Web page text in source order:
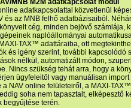
MNB M2M adatkapcsolat modul
adatkapcsolattal közvetlenül
és az MNB felhő adatbázisaiból.
cég, minden bejövő számlája,
naplóállományai
adattáraiba, ott
és igény szerint, további kapcsolódó
nélkül, automatizált módon,
Nincs szükség tehát arra, hogy a
ügyfeleitől vagy manuálisan import
NAV online felületeiről, a
soha nem tapasztalt, elképesztő
begyűjtése terén.